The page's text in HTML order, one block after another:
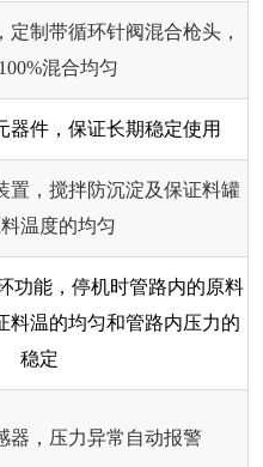
定制带循环针阀混合枪头，
混合均匀
器件，保证长期稳定使用
置，搅拌防沉淀及保证料罐
温度的均匀
功能，停机时管路内的原料
料温的均匀和管路内压力的
稳定
器，压力异常自动报警